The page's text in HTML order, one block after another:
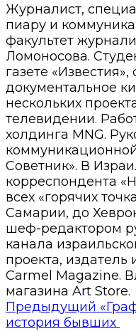
Журналист,
пиару и
факультет
Ломоносова.
газете
документальное
нескольких
телевидении.
холдинга MNG.
Советник». В
корреспондента
всех «горячих
Самарии, до
шеф-редактором
канала
проекта, издатель
Carmel Magazine.
магазина Art Store.
Предыдущий
история бывших